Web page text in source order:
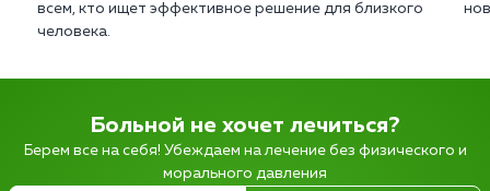
всем, кто ищет эффективное решение для близкого
человека.
Больной не хочет лечиться?
Берем все на себя! Убеждаем на лечение без физического и
морального давления